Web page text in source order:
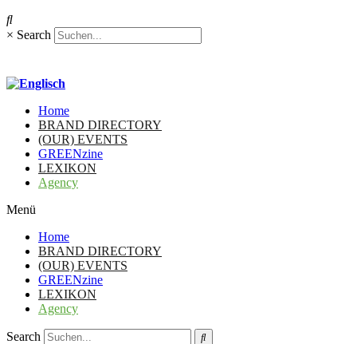
× Search
Home
BRAND DIRECTORY
(OUR) EVENTS
GREENzine
LEXIKON
Agency
Menü
Home
BRAND DIRECTORY
(OUR) EVENTS
GREENzine
LEXIKON
Agency
Search